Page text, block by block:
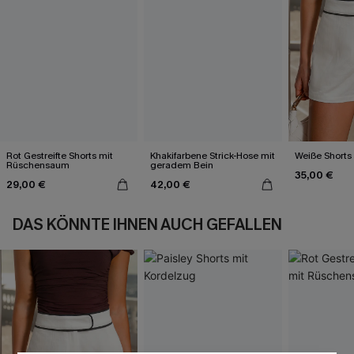
Rot Gestreifte Shorts mit
Rüschensaum
29,00 €
Khakifarbene Strick-Hose mit
geradem Bein
42,00 €
Weiße
35,00 €
DAS KÖNNTE IHNEN AUCH GEFALLEN